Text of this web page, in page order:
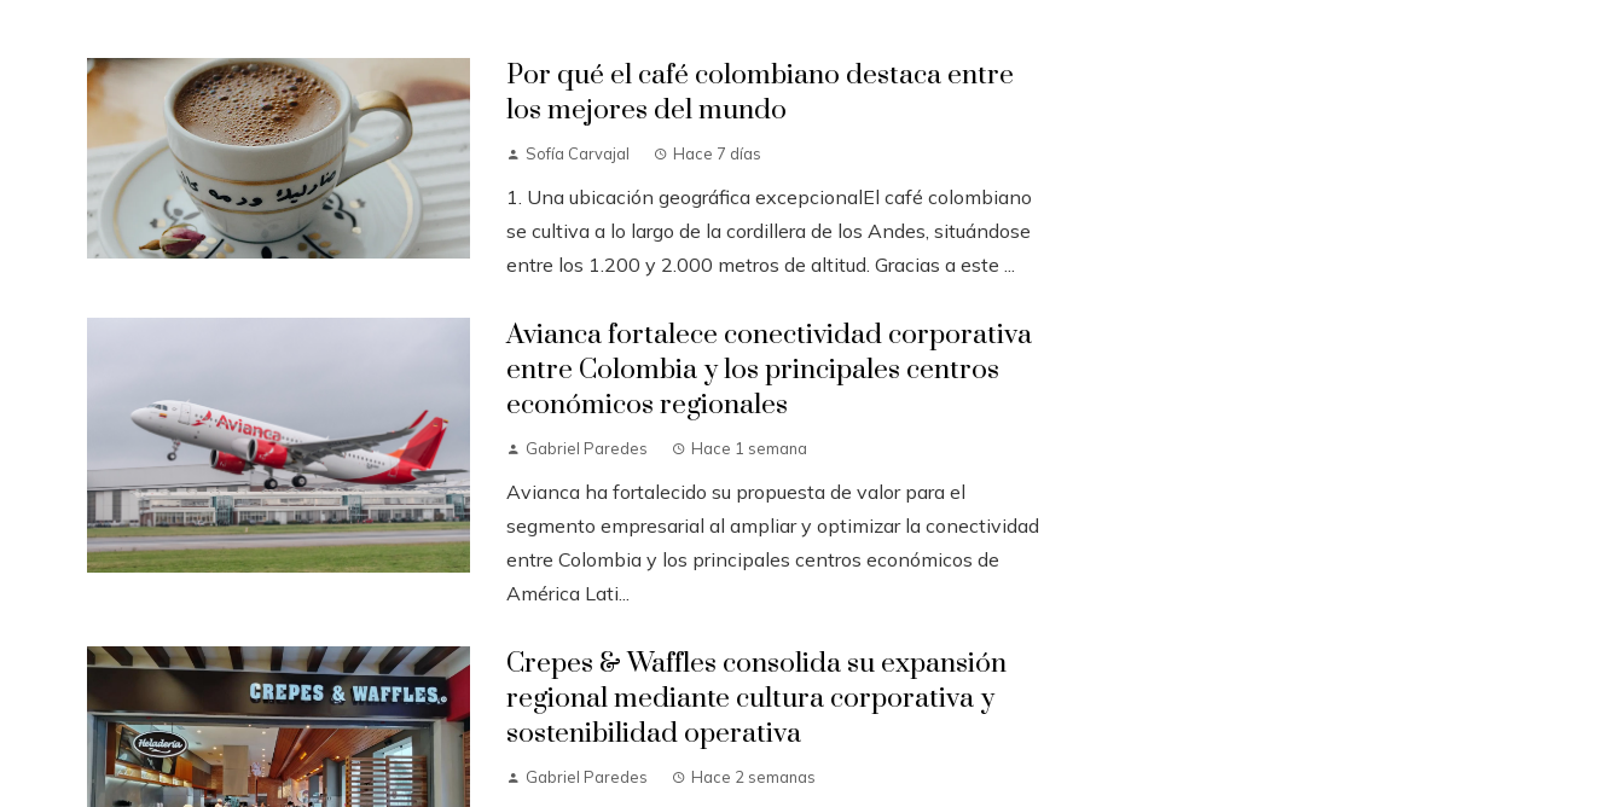
Por qué el café colombiano destaca entre
los mejores del mundo
Sofía Carvajal Hace 7 días
1. Una ubicación geográfica excepcionalEl café colombiano
se cultiva a lo largo de la cordillera de los Andes, situándose
entre los 1.200 y 2.000 metros de altitud. Gracias a este ...
Avianca fortalece conectividad corporativa
entre Colombia y los principales centros
económicos regionales
Gabriel Paredes Hace 1 semana
Avianca ha fortalecido su propuesta de valor para el
segmento empresarial al ampliar y optimizar la conectividad
entre Colombia y los principales centros económicos de
América Lati...
Crepes & Waffles consolida su expansión
regional mediante cultura corporativa y
sostenibilidad operativa
Gabriel Paredes Hace 2 semanas